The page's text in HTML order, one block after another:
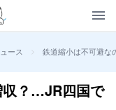
ース > 鉄道縮小は不可避な
収？…JR四国で